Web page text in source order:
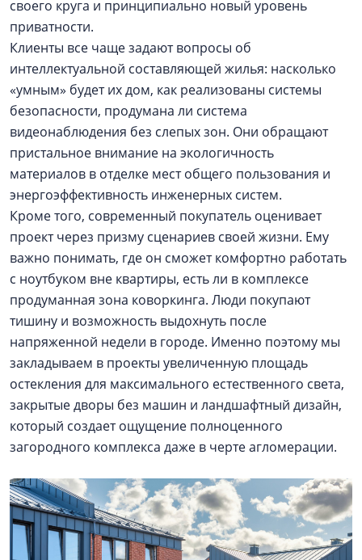
своего круга и принципиально новый уровень
приватности.
Клиенты все чаще задают вопросы об
интеллектуальной составляющей жилья: насколько
«умным» будет их дом, как реализованы системы
безопасности, продумана ли система
видеонаблюдения без слепых зон. Они обращают
пристальное внимание на экологичность
материалов в отделке мест общего пользования и
энергоэффективность инженерных систем.
Кроме того, современный покупатель оценивает
проект через призму сценариев своей жизни. Ему
важно понимать, где он сможет комфортно работать
с ноутбуком вне квартиры, есть ли в комплексе
продуманная зона коворкинга. Люди покупают
тишину и возможность выдохнуть после
напряженной недели в городе. Именно поэтому мы
закладываем в проекты увеличенную площадь
остекления для максимального естественного света,
закрытые дворы без машин и ландшафтный дизайн,
который создает ощущение полноценного
загородного комплекса даже в черте агломерации.